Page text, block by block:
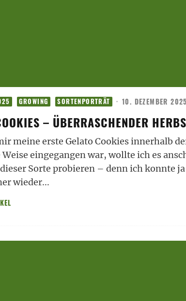
GROWING SORTENPORTRÄT · 10. DEZEMBER 2025
– ÜBERRASCHENDER
meine erste Gelato Cookies innerhalb
eingegangen war, wollte ich es
Sorte probieren – denn ich konnte
wieder...